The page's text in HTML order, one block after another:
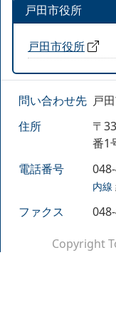
戸田市役所
戸田市役所
問い合わせ先 戸
住所
〒
番1
電話番号
内線
ファクス
Copyright